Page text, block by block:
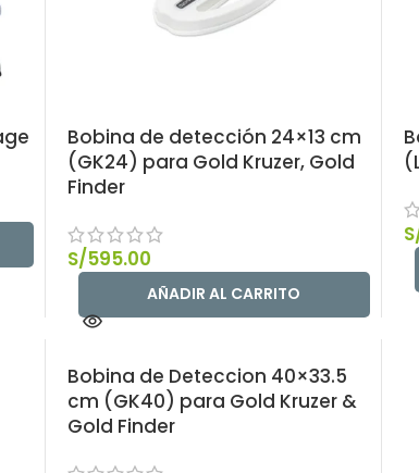
Bobina de detección 24×13 cm
(GK24) para Gold Kruzer, Gold
Finder
S/595.00
AÑADIR AL CARRITO
Bobina de Deteccion 40×33.5
cm (GK40) para Gold Kruzer &
Gold Finder